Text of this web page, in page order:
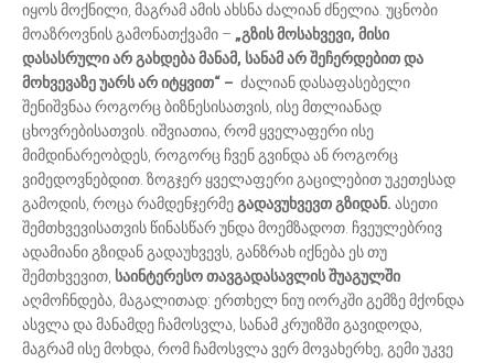
იყოს მოქნილი, მაგრამ ამის ახსნა ძალიან ძნელია. უცნობი
მოაზროვნის გამონათქვამი – „გზის მოსახვევი, მისი
დასასრული არ გახდება მანამ, სანამ არ შეჩერდებით და
მოხვევაზე უარს არ იტყვით“ – ძალიან დასაფასებელი
შენიშვნაა როგორც ბიზნესისათვის, ისე მთლიანად
ცხოვრებისათვის. იშვიათია, რომ ყველაფერი ისე
მიმდინარეობდეს, როგორც ჩვენ გვინდა ან როგორც
ვიმედოვნებდით. ზოგჯერ ყველაფერი გაცილებით უკეთესად
გამოდის, როცა რამდენჯერმეგადავუხვევთ გზიდან. ასეთი
შემთხვევისათვის წინასწარ უნდა მოემზადოთ. ჩვეულებრივ
ადამიანი გზიდან გადაუხვევს, განზრახ იქნება ეს თუ
შემთხვევით, საინტერესო თავგადასავლის შუაგულში
აღმოჩნდება, მაგალითად: ერთხელ ნიუ იორკში გემზე მქონდა
ასვლა და მანამდე ჩამოსვლა, სანამ კრუიზში გავიდოდა,
მაგრამ ისე მოხდა, რომ ჩამოსვლა ვერ მოვახერხე, გემი უკვე